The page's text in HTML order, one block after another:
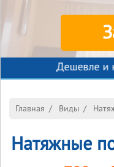
Дешевле и
Главная / Виды /
Натяжные